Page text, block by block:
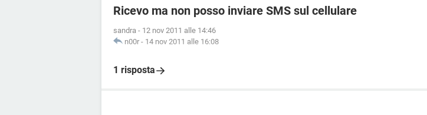
Ricevo ma non posso inviare SMS sul cellulare
sandra - 12 nov 2011 alle 14:46
n00r - 14 nov 2011 alle 16:08
1 risposta